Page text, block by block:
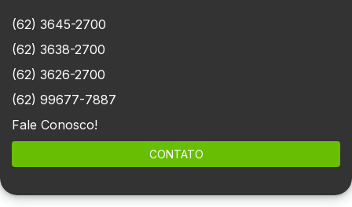
(62) 3645-2700
(62) 3638-2700
(62) 3626-2700
(62) 99677-7887
Fale Conosco!
CONTATO